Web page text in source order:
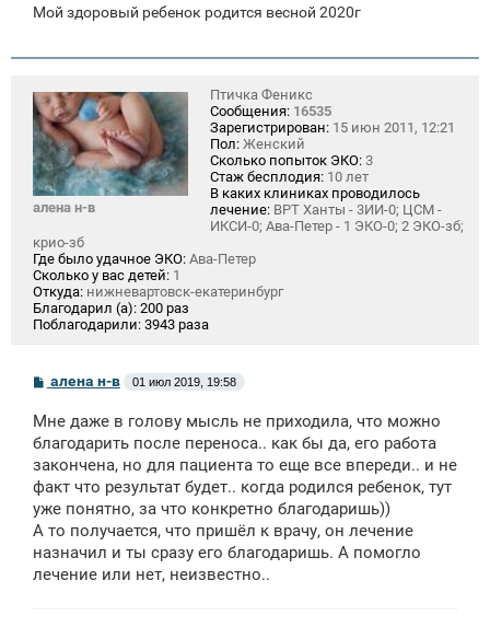
Мой здоровый ребенок родится весной 2020г
алена н-в
Птичка Феникс
Сообщения: 16535
Зарегистрирован: 15 июн 2011, 12:21
Пол: Женский
Сколько попыток ЭКО: 3
Стаж бесплодия: 10 лет
В каких клиниках проводилось
лечение: ВРТ Ханты - 3ИИ-0; ЦСМ -
ИКСИ-0; Ава-Петер - 1 ЭКО-0; 2 ЭКО-зб;
крио-зб
Где было удачное ЭКО: Ава-Петер
Сколько у вас детей: 1
Откуда: нижневартовск-екатеринбург
Благодарил (а): 200 раз
Поблагодарили: 3943 раза
С
о
б
щ
н
и
алена н-в 01 июл 2019, 19:58
Мне даже в голову мысль не приходила, что можно
благодарить после переноса.. как бы да, его работа
закончена, но для пациента то еще все впереди.. и не
факт что результат будет.. когда родился ребенок, тут
уже понятно, за что конкретно благодаришь))
А то получается, что пришёл к врачу, он лечение
назначил и ты сразу его благодаришь. А помогло
лечение или нет, неизвестно..